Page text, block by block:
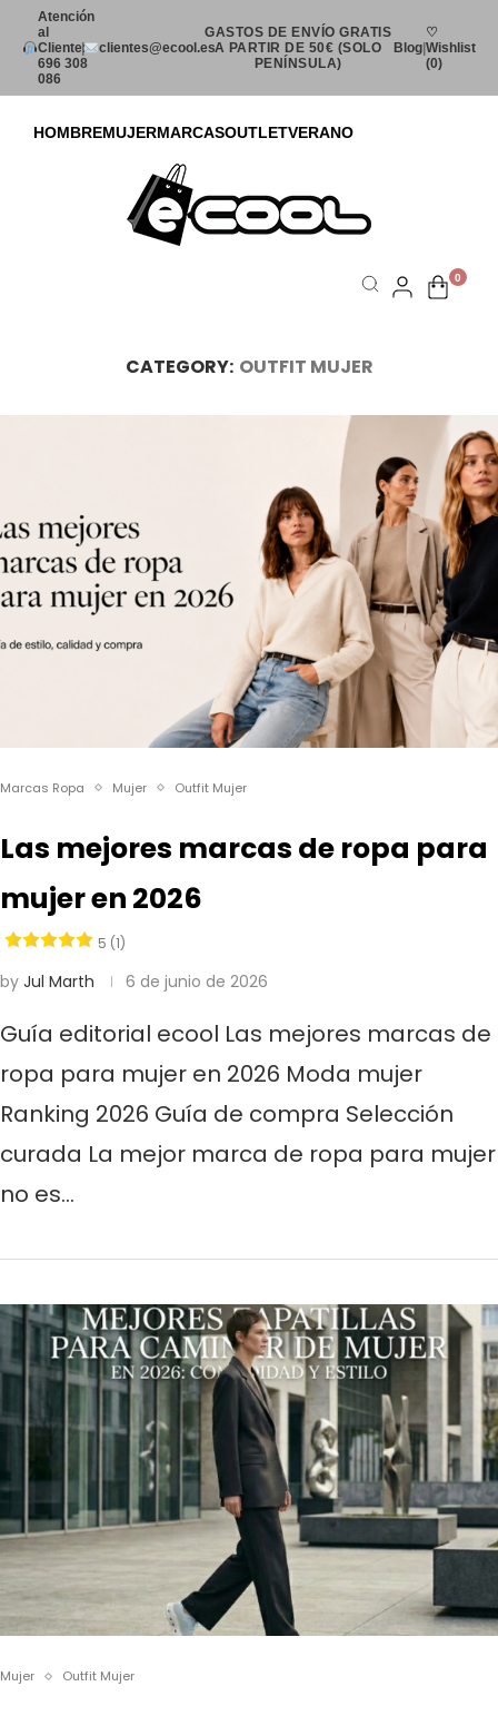
Atención
al
Cliente:
696 308
086
| clientes@ecool.es
GASTOS DE ENVÍO GRATIS
A PARTIR DE 50€ (SOLO
PENÍNSULA)
Blog
♡
Wishlist
(0)
HOMBREMUJERMARCASOUTLETVERANO
0
CATEGORY: OUTFIT MUJER
Marcas Ropa Mujer Outfit Mujer
Las mejores marcas de ropa para
mujer en 2026
5 (1)
by Jul Marth 6 de junio de 2026
Guía editorial ecool Las mejores marcas de
ropa para mujer en 2026 Moda mujer
Ranking 2026 Guía de compra Selección
curada La mejor marca de ropa para mujer
no es…
Mujer Outfit Mujer